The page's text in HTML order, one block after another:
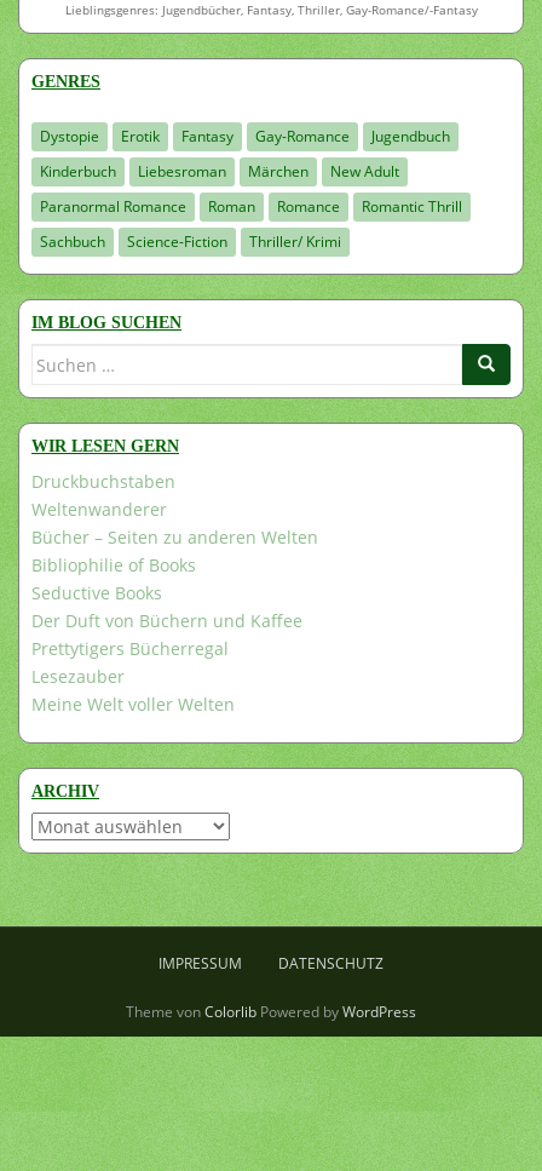
Lieblingsgenres: Jugendbücher, Fantasy, Thriller, Gay-Romance/-Fantasy
GENRES
Dystopie Erotik Fantasy Gay-Romance
Jugendbuch
Kinderbuch
Liebesroman Märchen
New Adult
Paranormal Romance
Roman Romance
Romantic Thrill
Sachbuch
Science-Fiction Thriller/ Krimi
IM BLOG SUCHEN
Suchen
WIR LESEN GERN
Druckbuchstaben
Weltenwanderer
Bücher – Seiten zu anderen Welten
Bibliophilie of Books
Seductive Books
Der Duft von Büchern und Kaffee
Prettytigers Bücherregal
Lesezauber
Meine Welt voller Welten
ARCHIV
Archiv
IMPRESSUM DATENSCHUTZ
Theme vonColorlib Powered byWordPress